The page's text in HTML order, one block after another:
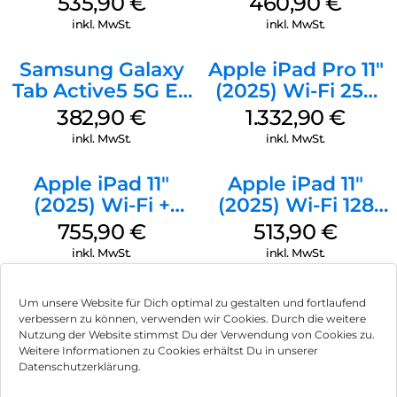
Um unsere Website für Dich optimal zu gestalten und fortlaufend
verbessern zu können, verwenden wir Cookies. Durch die weitere
Nutzung der Website stimmst Du der Verwendung von Cookies zu.
Weitere Informationen zu Cookies erhältst Du in unserer
Datenschutzerklärung.
schützen. Das Galaxy Tab S11 Ultra ist zudem gemäß IP68
gegen Staub, Regen und auch ein umgekipptes
Esstisch. Deine privaten und geschäftlichen Daten
sind mit Samsung Knox geschützt wie in einem digitalen
Tresor. Speichere wichtige Daten im Sicheren
Ordner ab und überwache den allgemeinen
Sicherheitsstatus deines Geräts auf dem Datenschutz
Gefühl mit dem Galaxy Tab S11 Ultra.
inkl. MwSt. inkl. MwSt.
Samsung Galaxy
Tab Active5 5G EE
128 GB Black
382,90€
inkl. MwSt.
Apple iPad Pro 11″
(2025) Wi-Fi 256
GB Standardglas
Silber
1.332,90€
inkl. MwSt.
Apple iPad 11″
(2025) Wi-Fi +
Cellular 256 GB
Pink
755,90 €
inkl. MwSt.
Apple iPad 11″
(2025) Wi-Fi 128
GB Silber
513,90€
inkl. MwSt.
Impressum